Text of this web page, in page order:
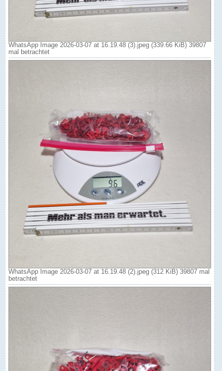
WhatsApp Image 2026-03-07 at 16.19.48 (3).jpeg (339.66 KiB) 39807
mal betrachtet
WhatsApp Image 2026-03-07 at 16.19.48 (2).jpeg (312 KiB) 39807 mal
betrachtet